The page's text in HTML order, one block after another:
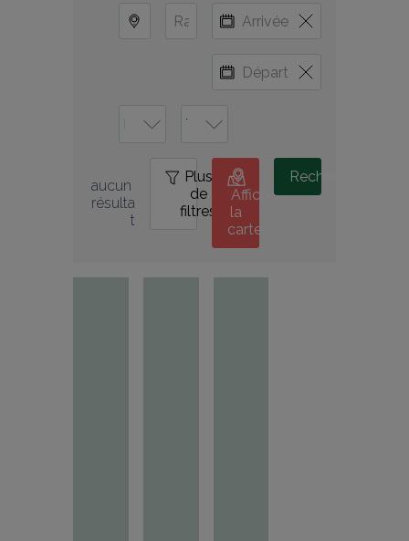
aucun
résulta
t
Plus
de
filtres
Afficher
la
carte
Rechercher